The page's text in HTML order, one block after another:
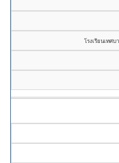
โรงเรียนเทศ